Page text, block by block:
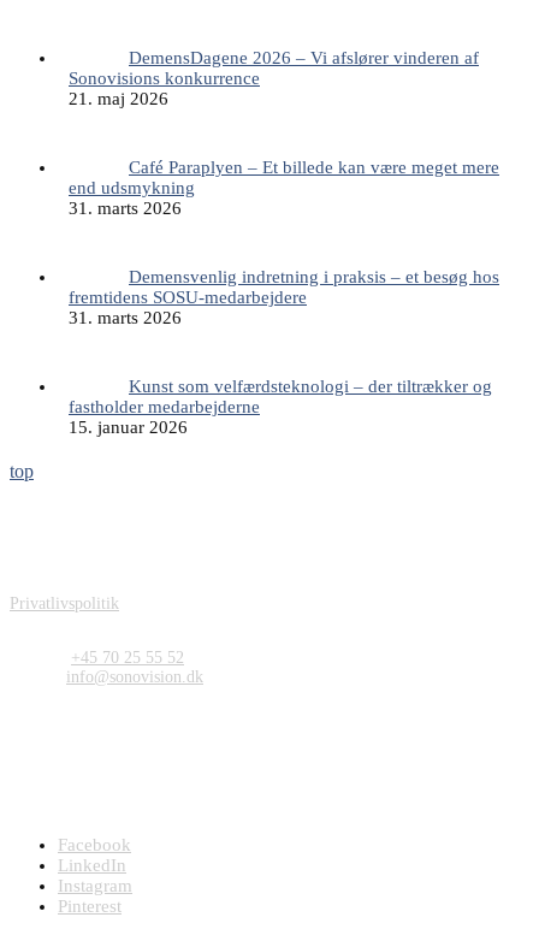
DemensDagene 2026 – Vi afslører vinderen af
Sonovisions konkurrence
21. maj 2026
Café Paraplyen – Et billede kan være meget mere
end udsmykning
31. marts 2026
Demensvenlig indretning i praksis – et besøg hos
fremtidens SOSU-medarbejdere
31. marts 2026
Kunst som velfærdsteknologi – der tiltrækker og
fastholder medarbejderne
15. januar 2026
top
Privatlivspolitik
+45 70 25 55 52
info@sonovision.dk
Facebook
LinkedIn
Instagram
Pinterest